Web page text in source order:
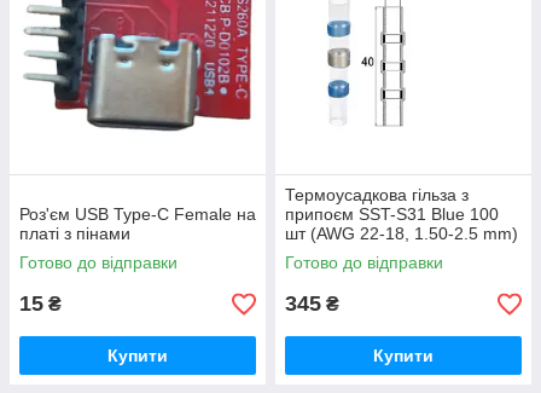
Роз'єм USB Type-C Female на
платі з пінами
Готово до відправки
15 ₴
Купити
Термоусадкова гільза з
припоєм SST-S31 Blue 100
шт (AWG 22-18, 1.50-2.5 mm)
Готово до відправки
345 ₴
Купити